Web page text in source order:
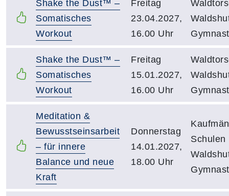
Shake the Dust™ –
Somatisches
Workout
Freitag
23.04.2027,
16.00 Uhr
Shake the Dust™ –
Somatisches
Workout
Freitag
15.01.2027,
16.00 Uhr
Meditation &
Bewusstseinsarbeit
– für innere
Balance und neue
Kraft
Donnerstag
14.01.2027,
18.00 Uhr
Schulen